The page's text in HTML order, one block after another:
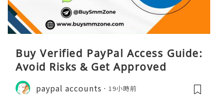
Buy Verified PayPal Access Guide:
Avoid Risks & Get Approved
paypal accounts 19小時前